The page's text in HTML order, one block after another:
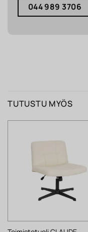
044 989 3706
TUTUSTU MYÖS